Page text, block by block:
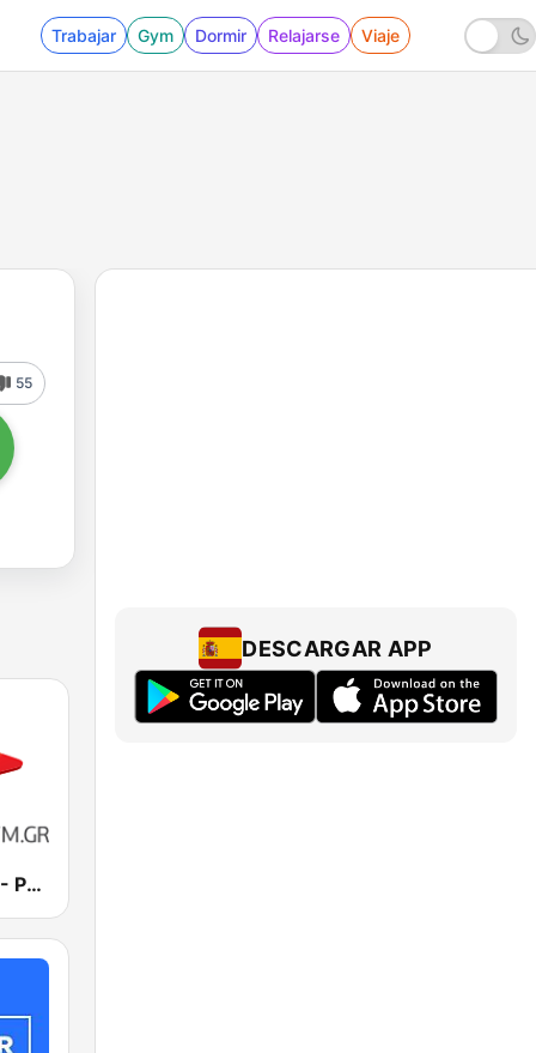
Trabajar Gym Dormir Relajarse Viaje
55
Rythmos FM - Ρυθμος 94.9
DESCARGAR APP